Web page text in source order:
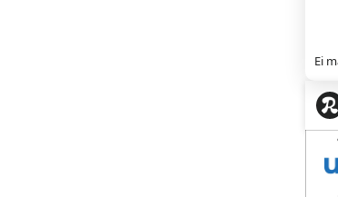
Ei